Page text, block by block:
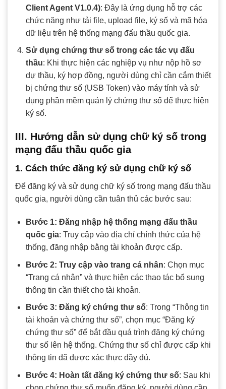
Client Agent V1.0.4): Đây là ứng dụng hỗ trợ các
chức năng như tải file, upload file, ký số và mã hóa
dữ liệu trên hệ thống mạng đấu thầu quốc gia.
Sử dụng chứng thư số trong các tác vụ đấu
thầu: Khi thực hiện các nghiệp vụ như nộp hồ sơ
dự thầu, ký hợp đồng, người dùng chỉ cần cắm thiết
bị chứng thư số (USB Token) vào máy tính và sử
dụng phần mềm quản lý chứng thư số để thực hiện
ký số.
III. Hướng dẫn sử dụng chữ ký số trong
mạng đấu thầu quốc gia
1. Cách thức đăng ký sử dụng chữ ký số
Để đăng ký và sử dụng chữ ký số trong mạng đấu thầu
quốc gia, người dùng cần tuân thủ các bước sau:
Bước 1: Đăng nhập hệ thống mạng đấu thầu
quốc gia: Truy cập vào địa chỉ chính thức của hệ
thống, đăng nhập bằng tài khoản được cấp.
Bước 2: Truy cập vào trang cá nhân: Chọn mục
“Trang cá nhân” và thực hiện các thao tác bổ sung
thông tin cần thiết cho tài khoản.
Bước 3: Đăng ký chứng thư số: Trong “Thông tin
tài khoản và chứng thư số”, chọn mục “Đăng ký
chứng thư số” để bắt đầu quá trình đăng ký chứng
thư số lên hệ thống. Chứng thư số chỉ được cấp khi
thông tin đã được xác thực đầy đủ.
Bước 4: Hoàn tất đăng ký chứng thư số: Sau khi